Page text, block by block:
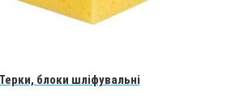
Терки, блоки шліфувальні